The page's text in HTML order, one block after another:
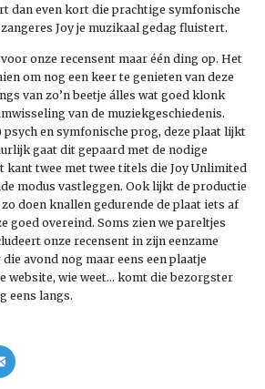
dan even kort die prachtige symfonische
Joy je muzikaal gedag fluistert.
onze recensent maar één ding op. Het
om nog een keer te genieten van deze
van zo’n beetje álles wat goed klonk
van de muziekgeschiedenis.
psych en symfonische prog, deze plaat lijkt
gaat dit gepaard met de nodige
kant twee met twee titels die Joy Unlimited
modus vastleggen. Ook lijkt de productie
doen knallen gedurende de plaat iets af
goed overeind. Soms zien we pareltjes
onze recensent in zijn eenzame
avond nog maar eens een plaatje
website, wie weet… komt die bezorgster
eens langs.